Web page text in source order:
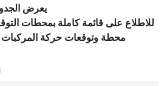
يعرض الجدول أدناه محطات التوقف
بمحطات التوقف، مع روابط لجميع
المركبات في الوقت الفعلي، يرجى